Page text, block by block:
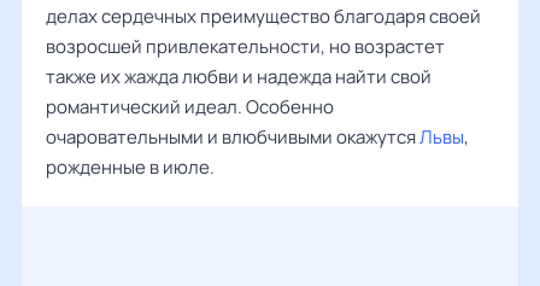
делах сердечных преимущество благодаря своей
возросшей привлекательности, но возрастет
также их жажда любви и надежда найти свой
романтический идеал. Особенно
очаровательными и влюбчивыми окажутсяЛьвы,
рожденные в июле.